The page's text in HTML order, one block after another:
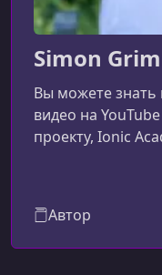
Simon
Вы можете
видео на
проекту, Ionic
разработки iOS
разработку
охватывать
больше
Автор